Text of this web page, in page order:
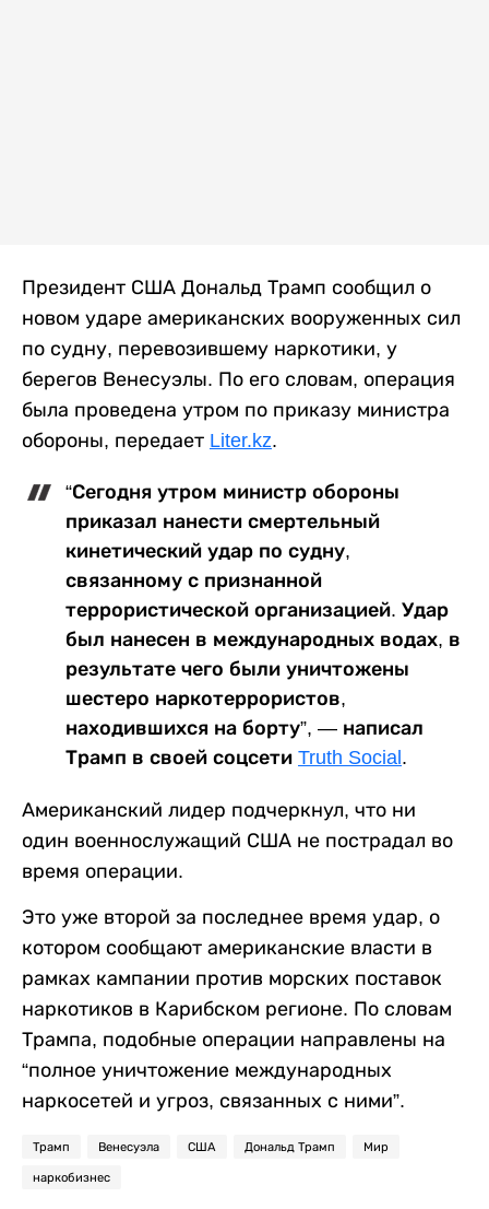
Президент США Дональд Трамп сообщил о
новом ударе американских вооруженных сил
по судну, перевозившему наркотики, у
берегов Венесуэлы. По его словам, операция
была проведена утром по приказу министра
обороны, передает Liter.kz.
“Сегодня утром министр обороны
приказал нанести смертельный
кинетический удар по судну,
связанному с признанной
террористической организацией. Удар
был нанесен в международных водах, в
результате чего были уничтожены
шестеро наркотеррористов,
находившихся на борту”, — написал
Трамп в своей соцсети Truth Social .
Американский лидер подчеркнул, что ни
один военнослужащий США не пострадал во
время операции.
Это уже второй за последнее время удар, о
котором сообщают американские власти в
рамках кампании против морских поставок
наркотиков в Карибском регионе. По словам
Трампа, подобные операции направлены на
“полное уничтожение международных
наркосетей и угроз, связанных с ними”.
Трамп Венесуэла США Дональд Трамп Мир
наркобизнес